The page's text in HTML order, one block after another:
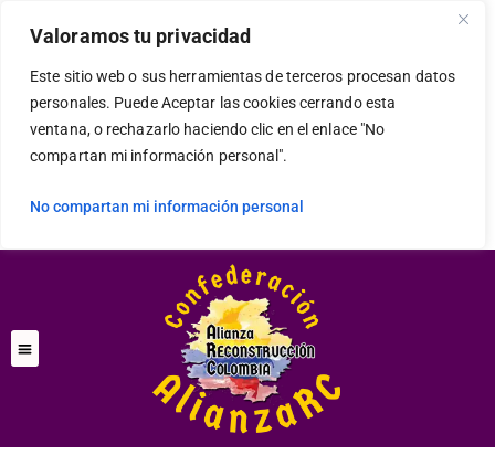
Valoramos tu privacidad
Este sitio web o sus herramientas de terceros procesan datos
personales. Puede Aceptar las cookies cerrando esta
ventana, o rechazarlo haciendo clic en el enlace "No
compartan mi información personal".
No compartan mi información personal